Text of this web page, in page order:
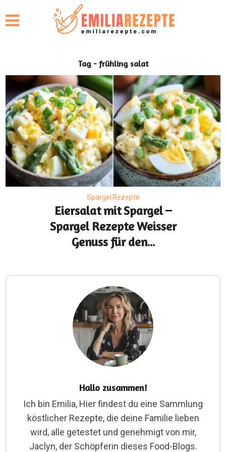
Tag - frühling salat
Spargel Rezepte
Eiersalat mit Spargel –
Spargel Rezepte Weisser
Genuss für den...
Hallo zusammen!
Ich bin Emilia, Hier findest du eine Sammlung
köstlicher Rezepte, die deine Familie lieben
wird, alle getestet und genehmigt von mir,
Jaclyn, der Schöpferin dieses Food-Blogs.